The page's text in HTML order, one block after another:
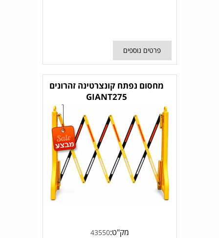
פרטים נוספים
מחסום נפתח קונצרטינה זהרונים
GIANT275
מק"ט:43550